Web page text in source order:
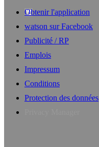
Obtenir l'application
watson sur Facebook
Publicité / RP
Emplois
Impressum
Conditions
Protection des données